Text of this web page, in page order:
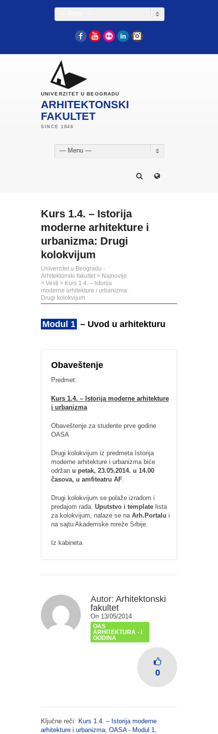
FacebookYouTube
Flickr LinkedIn
UNIVERZITET U BEOGRADU
ARHITEKTONSKI
FAKULTET
— Menu —
Kurs 1.4. – Istorija
moderne arhitekture i
urbanizma: Drugi
kolokvijum
Univerzitet u Beogradu -
Arhitektonski fakultet > Najnovije
> Vesti > Kurs 1.4. – Istorija
moderne arhitekture i urbanizma:
Drugi kolokvijum
Modul 1 – Uvod u arhitekturu
Obaveštenje
Predmet:
Kurs 1.4. – Istorija moderne arhitekture
i urbanizma
Obaveštenje za studente prve godine
OASA
Drugi kolokvijum iz predmeta Istorija
moderne arhitekture i urbanizma biće
održan u petak, 23.05.2014. u 14.00
časova, u amfiteatru AF.
Drugi kolokvijum se polaže izradom i
predajom rada. Uputstvo i template lista
za kolokvijum, nalaze se na Arh.Portalu i
na sajtu Akademske mreže Srbije.
Iz kabineta
Autor: Arhitektonski
fakultet
On 13/05/2014
OAS
ARHITEKTURA - I
GODINA
0
Ključne reči: Kurs 1.4. – Istorija moderne
arhitekture i urbanizma, OASA - Modul 1,